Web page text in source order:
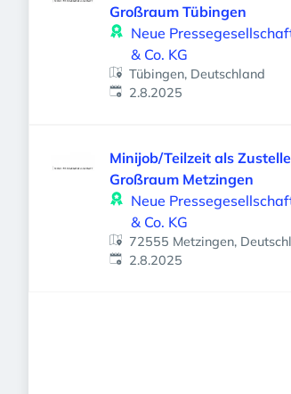
Großraum Tübingen
Neue
& Co. KG
Tübingen, Deutschland
Veröffentlicht
2.8.2025
Minijob/Teilzeit als
Großraum Metzingen
Neue
& Co. KG
72555 Metzingen,
Veröffentlicht
2.8.2025